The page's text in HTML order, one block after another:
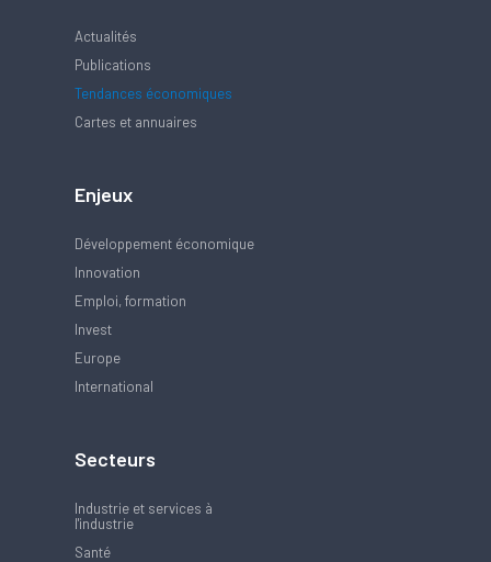
Actualités
Publications
Tendances économiques
Cartes et annuaires
Enjeux
Développement économique
Innovation
Emploi, formation
Invest
Europe
International
Secteurs
Industrie et services à
l'industrie
Santé